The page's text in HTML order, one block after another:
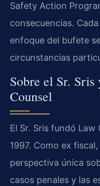
Safety Action
consecuencias.
enfoque del bufete
circunstancias
Sobre el Sr.
Counsel
El Sr. Sris fundó Law
1997. Como ex
perspectiva única
casos penales y las